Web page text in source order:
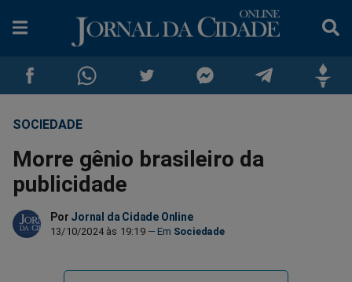
Compartilhar
no
Facebook
Compartilhar
no
Whatsapp
no
Twitter
no
Messenger
no
SOCIEDADE
Morre gênio brasileiro da
publicidade
Por Jornal da Cidade Online
13/10/2024 às 19:19 Sociedade